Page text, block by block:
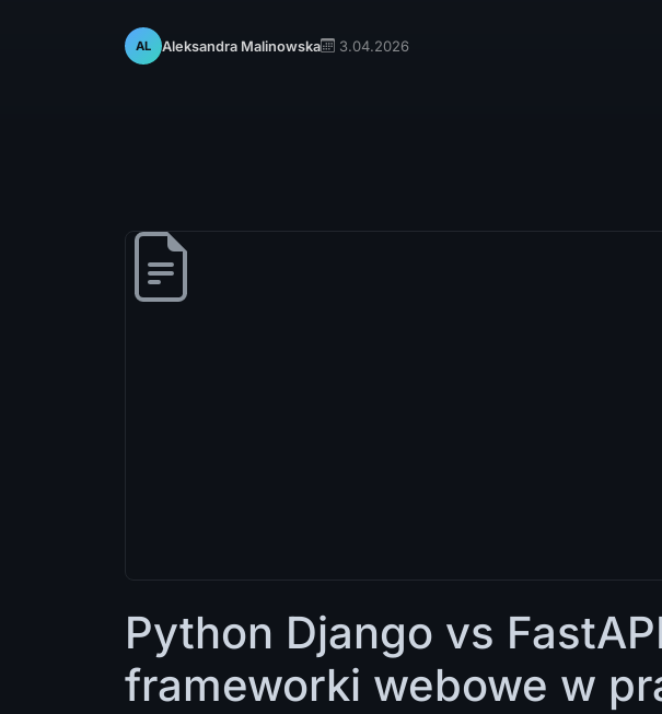
AL Aleksandra Malinowska 3.04.2026
Python Django vs
frameworki webowe w